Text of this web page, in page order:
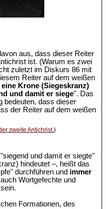
aus, dass dieser Reiter
ist. (Warum es zwei
zuletzt im Diskurs 86 mit
Reiter auf dem weißen
Krone (Siegeskranz)
und damit er siege". Das
bedeuten, dass dieser
der Reiter auf dem weißen
zweite Antichrist.)
und damit er siegte"
hindeutet –, heißt das
durchführen und immer
Wortgefechte und
Formationen, des